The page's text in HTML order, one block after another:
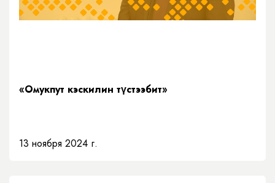
«Омукпут кэскилин түстээбит»
13 ноября 2024 г.